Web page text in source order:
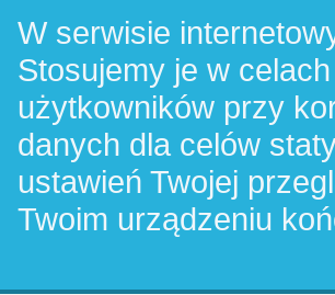
W serwisie
Stosujemy je w
użytkowników przy
danych dla celów
ustawień Twojej
Twoim urządzeniu